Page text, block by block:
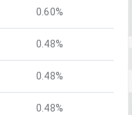
0.60%
0.48%
0.48%
0.48%